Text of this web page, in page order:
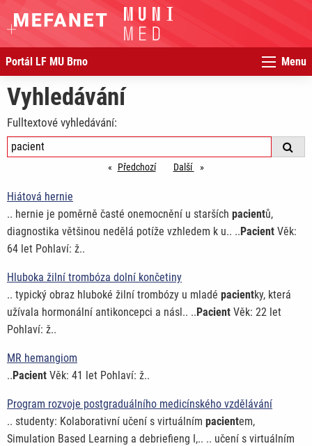
Portál LF MU Brno Menu
Vyhledávání
Fulltextové vyhledávání:
PředchozístránkaDalší stránka
Hiátová hernie
.. hernie je poměrně časté onemocnění u starších pacientů,
diagnostika většinou nedělá potíže vzhledem k u.. ..Pacient Věk:
64 let Pohlaví: ž..
Hluboka žilní trombóza dolní končetiny
.. typický obraz hluboké žilní trombózy u mladé pacientky, která
užívala hormonální antikoncepci a násl.. ..Pacient Věk: 22 let
Pohlaví: ž..
MR hemangiom
..Pacient Věk: 41 let Pohlaví: ž..
Program rozvoje postgraduálního medicínského vzdělávání
.. studenty: Kolaborativní učení s virtuálním pacientem,
Simulation Based Learning a debriefieng I,.. .. učení s virtuálním